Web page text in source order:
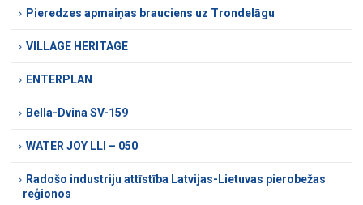
Pieredzes apmaiņas brauciens uz Trondelāgu
VILLAGE HERITAGE
ENTERPLAN
Bella-Dvina SV-159
WATER JOY LLI – 050
Radošo industriju attīstība Latvijas-Lietuvas pierobežas
reģionos